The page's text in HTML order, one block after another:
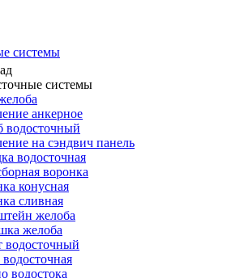
системы
системы
анкерное
водосточный
на сэндвич панель
водосточная
воронка
конусная
сливная
желоба
желоба
водосточный
водостока